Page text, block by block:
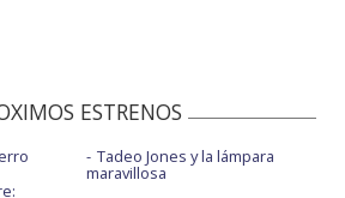
ESTRENOS
Tadeo Jones y la lámpara
maravillosa